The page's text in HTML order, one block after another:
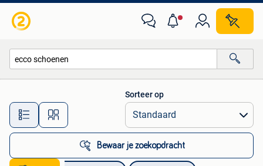
Alle afstanden…
Sorteer op
Bewaar je zoekopdracht